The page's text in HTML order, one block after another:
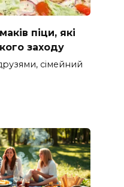
піци, які
заходу
сімейний